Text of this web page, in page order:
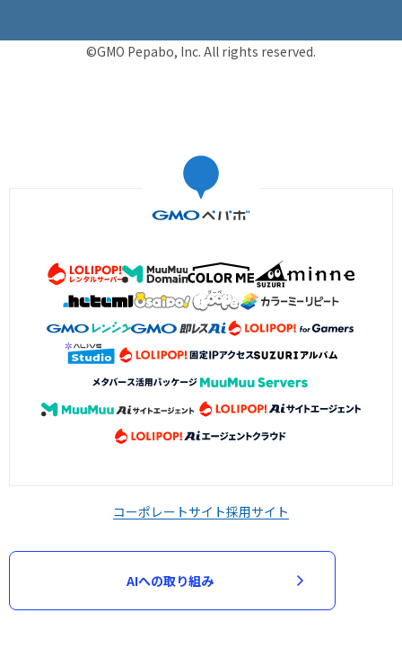
©GMO Pepabo, Inc. All rights reserved.
コーポレートサイト採用サイト
AIへの取り組み